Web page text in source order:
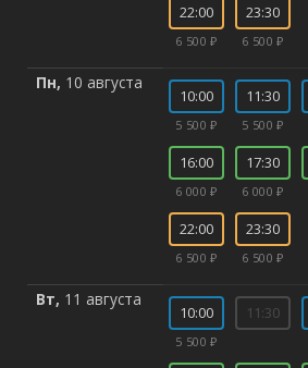
22:00
6 500 ₽
23:30
6 500 ₽
Пн, 10 августа
10:00
5 500 ₽
11:30
5 500 ₽
16:00
6 000 ₽
17:30
6 000 ₽
22:00
6 500 ₽
23:30
6 500 ₽
Вт, 11 августа
10:00
5 500 ₽
11:30